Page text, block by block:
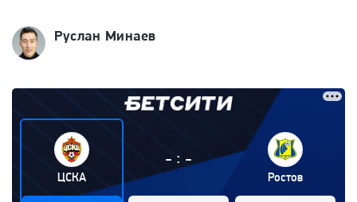
Руслан Минаев
ЦСКА
- : -
Ростов